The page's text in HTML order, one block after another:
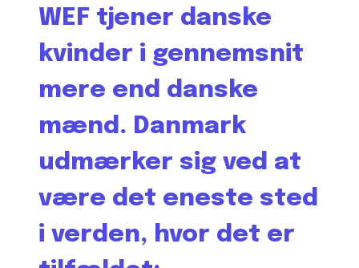
WEF tjener danske
kvinder i gennemsnit
mere end danske
mænd. Danmark
udmærker sig ved at
være det eneste sted
i verden, hvor det er